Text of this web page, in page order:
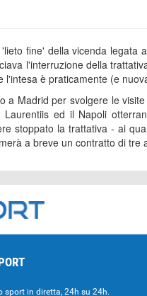
fine' della vicenda legata
l'interruzione della
l'intesa è praticamente (e
a Madrid per svolgere le
Laurentiis ed il Napoli
stoppato la trattativa - ai
a breve un contratto di tre
sport in diretta, 24h su 24h.